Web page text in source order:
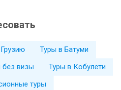
Туры в Батуми
без визы
Туры в Кобулети
туры